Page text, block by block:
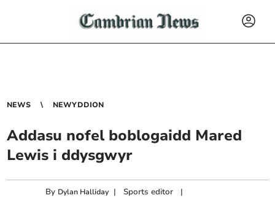
NEWS NEWYDDION
Addasu nofel boblogaidd Mared
Lewis i ddysgwyr
By Dylan Halliday | Sports editor |